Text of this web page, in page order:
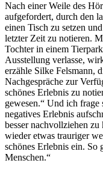
Nach einer Weile des
aufgefordert, durch den
einen Tisch zu setzen
letzter Zeit zu notieren.
Tochter in einem
Ausstellung verlasse,
erzähle Silke Felsmann,
Nachgespräche zur
schönes Erlebnis zu
gewesen.“ Und ich
negatives Erlebnis
besser nachvollziehen
wieder etwas trauriger
schönes Erlebnis ein. So
Menschen.“